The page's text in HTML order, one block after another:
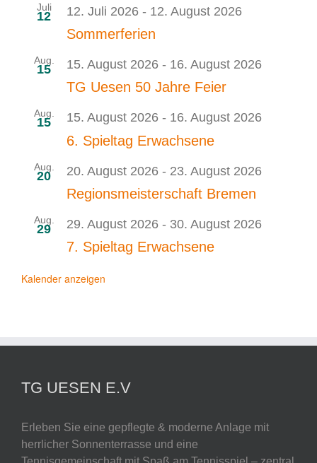
Juli
12 12. Juli 2026 - 12. August 2026
Sommerferien
Aug.
15 15. August 2026 - 16. August 2026
TG Uesen 50 Jahre Feier
Aug.
15 15. August 2026 - 16. August 2026
6. Spieltag Erwachsene
Aug.
20 20. August 2026 - 23. August 2026
Regionsmeisterschaft Bremen
Aug.
29 29. August 2026 - 30. August 2026
7. Spieltag Erwachsene
Kalender anzeigen
TG UESEN E.V
Erleben Sie eine gepflegte & moderne Anlage mit
herrlicher Sonnenterrasse und eine